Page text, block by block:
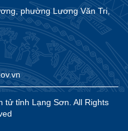
phường Lương Văn Tri,
tỉnh Lạng Sơn. All Rights